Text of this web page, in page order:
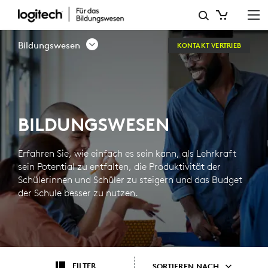
BILDUNGSWESEN
Bildungswesen KONTAKT VERTRIEB
BILDUNGSWESEN
Erfahren Sie, wie einfach es sein kann, als Lehrkraft
sein Potential zu entfalten, die Produktivität der
Schülerinnen und Schüler zu steigern und das Budget
der Schule besser zu nutzen.
FILTER